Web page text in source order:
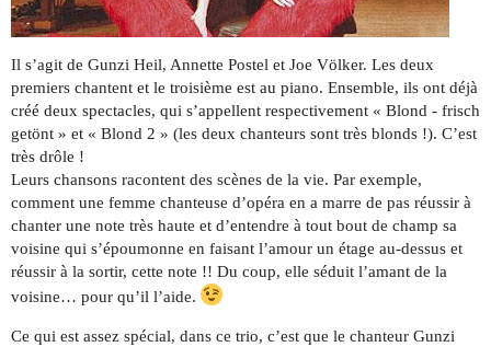
Il s’agit de Gunzi Heil, Annette Postel et Joe Völker. Les deux
premiers chantent et le troisième est au piano. Ensemble, ils ont déjà
créé deux spectacles, qui s’appellent respectivement « Blond - frisch
getönt » et « Blond 2 » (les deux chanteurs sont très blonds !). C’est
très drôle !
Leurs chansons racontent des scènes de la vie. Par exemple,
comment une femme chanteuse d’opéra en a marre de pas réussir à
chanter une note très haute et d’entendre à tout bout de champ sa
voisine qui s’époumonne en faisant l’amour un étage au-dessus et
réussir à la sortir, cette note !! Du coup, elle séduit l’amant de la
voisine… pour qu’il l’aide.
Ce qui est assez spécial, dans ce trio, c’est que le chanteur Gunzi